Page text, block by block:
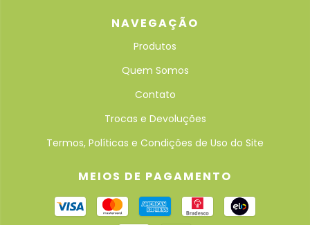
NAVEGAÇÃO
Produtos
Quem Somos
Contato
Trocas e Devoluções
Termos, Políticas e Condições de Uso do Site
MEIOS DE PAGAMENTO